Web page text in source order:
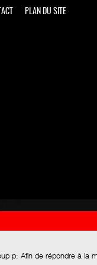
PLAN DU SITE
p: Afin de répondre à la